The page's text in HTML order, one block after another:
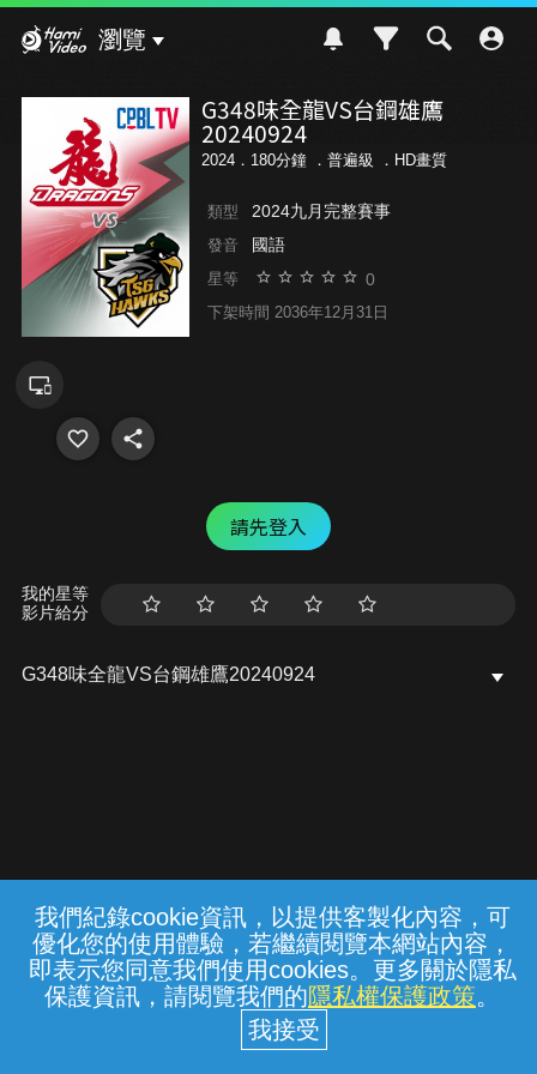
我們紀錄cookie資訊，以提供客製化內容，可
優化您的使用體驗，若繼續閱覽本網站內容，
即表示您同意我們使用cookies。更多關於隱私
保護資訊，請閱覽我們的隱私權保護政策。
瀏覽
G348味全龍VS台鋼雄鷹
20240924
2024．180分鐘 ． 普遍級 ．HD畫質
類型 2024九月完整賽事
發音 國語
星等 0
下架時間 2036年12月31日
請先登入
我的星等
影片給分
G348味全龍VS台鋼雄鷹20240924
常見問題 線上客服 服務條款 隱私權保護
中華電信股份有限公司個人家庭分公司
(統一編號：96979949) © 2026
{{notifyMsg}}